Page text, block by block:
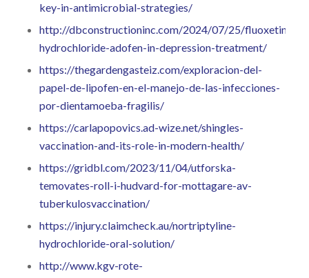
key-in-antimicrobial-strategies/
http://dbconstructioninc.com/2024/07/25/fluoxetine-
hydrochloride-adofen-in-depression-treatment/
https://thegardengasteiz.com/exploracion-del-
papel-de-lipofen-en-el-manejo-de-las-infecciones-
por-dientamoeba-fragilis/
https://carlapopovics.ad-wize.net/shingles-
vaccination-and-its-role-in-modern-health/
https://gridbl.com/2023/11/04/utforska-
temovates-roll-i-hudvard-for-mottagare-av-
tuberkulosvaccination/
https://injury.claimcheck.au/nortriptyline-
hydrochloride-oral-solution/
http://www.kgv-rote-